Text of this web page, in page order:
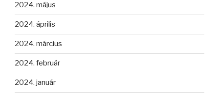
2024. május
2024. április
2024. március
2024. február
2024. január